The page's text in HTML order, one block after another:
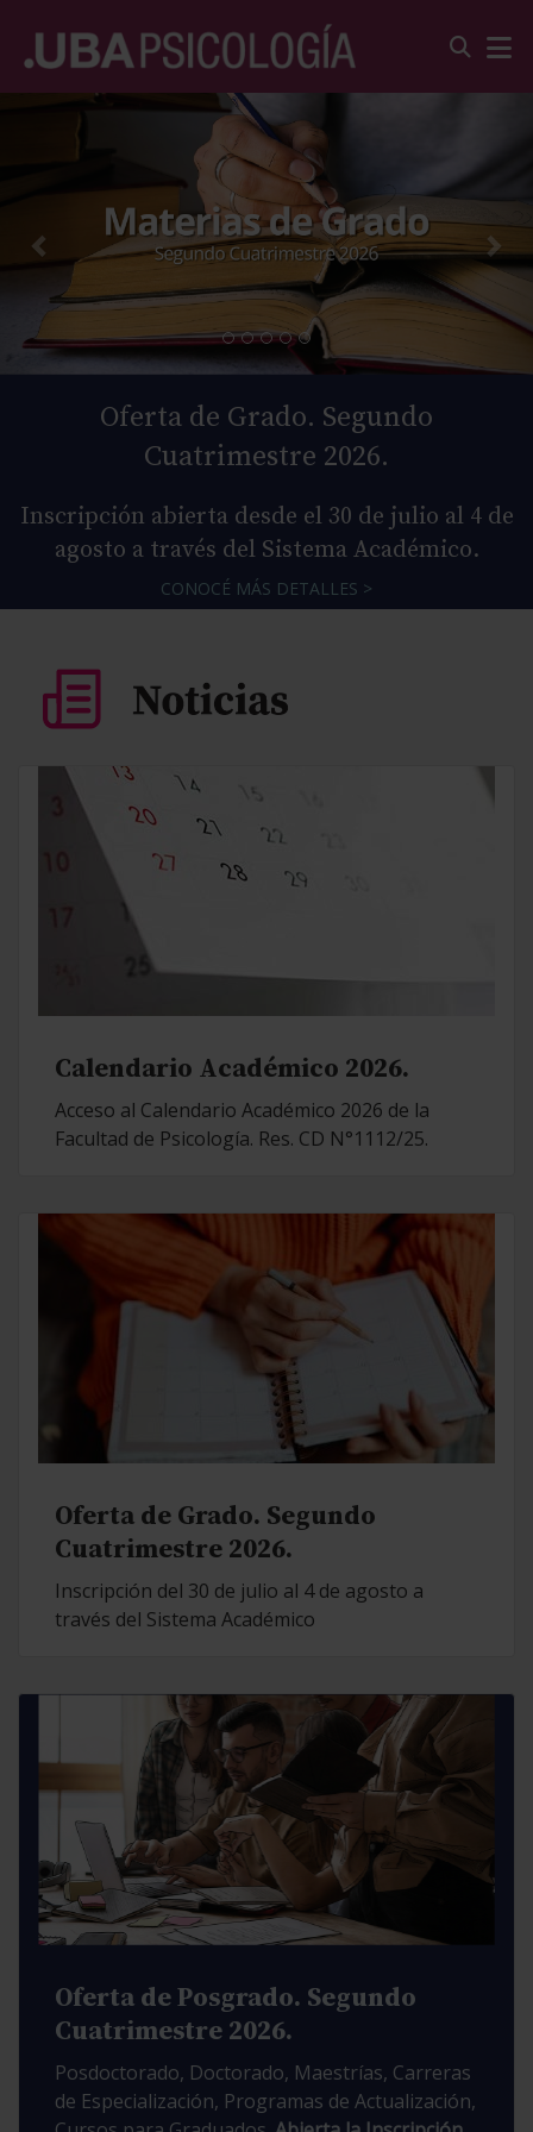
Oferta de Grado. Segundo
Cuatrimestre 2026.
Inscripción abierta desde el 30 de julio al 4 de
agosto a través del Sistema Académico.
CONOCÉ MÁS DETALLES >
Calendario Académico 2026.
Acceso al Calendario Académico 2026 de la
Facultad de Psicología. Res. CD N°1112/25.
Oferta de Grado. Segundo
Cuatrimestre 2026.
Inscripción del 30 de julio al 4 de agosto a
través del Sistema Académico
Oferta de Posgrado. Segundo
Cuatrimestre 2026.
Posdoctorado, Doctorado, Maestrías, Carreras
de Especialización, Programas de Actualización,